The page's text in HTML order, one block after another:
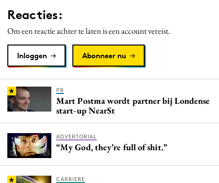
Reacties:
Om een reactie achter te laten is een account vereist.
Inloggen Abonneer nu
PR
Mart Postma wordt partner bij Londense
start-up NearSt
ADVERTORIAL
“My God, they’re full of shit.”
CARRIERE